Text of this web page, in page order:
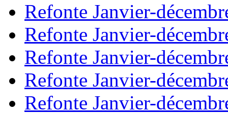
Refonte Janvier-
Refonte Janvier-
Refonte Janvier-
Refonte Janvier-
Refonte Janvier-